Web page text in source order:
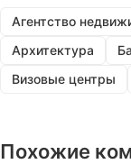
Агентство
Архитектура
Визовые центры
Похожие